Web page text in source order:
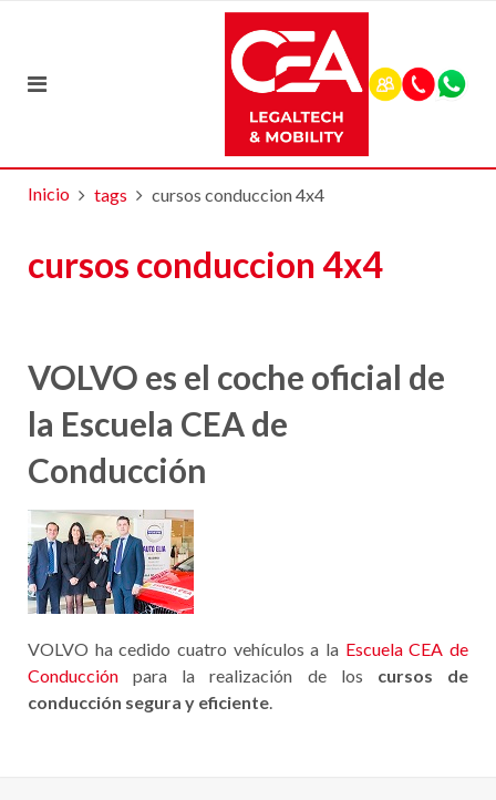
Inicio tags cursos conduccion 4x4
cursos conduccion 4x4
VOLVO es el coche oficial de
la Escuela CEA de
Conducción
VOLVO ha cedido cuatro vehículos a la Escuela CEA de
Conducción para la realización de los cursos de
conducción segura y eficiente.